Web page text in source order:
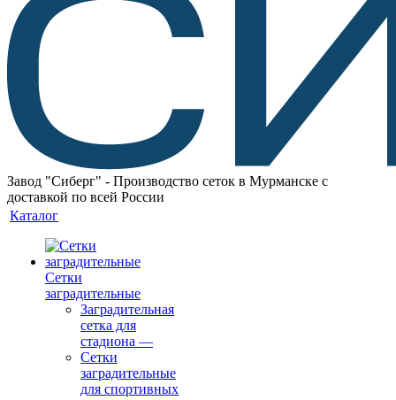
Завод "Сиберг" - Производство сеток в Мурманске с
доставкой по всей России
Каталог
Сетки
заградительные
Заградительная
сетка для
стадиона —
Сетки
заградительные
для спортивных